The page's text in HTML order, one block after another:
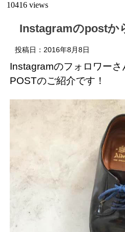
10416 views
Instagramのpostか
投稿日： 2016年8月8日
Instagramのフォロワー
POSTのご紹介です！